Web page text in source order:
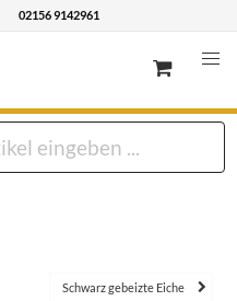
02156 9142961
Schwarz gebeizte Eiche